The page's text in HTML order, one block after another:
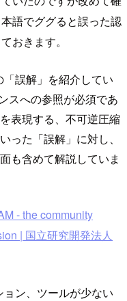
語でググると誤った認
おきます。
誤解」を紹介してい
スへの参照が必須であ
表現する、不可逆圧縮
った「誤解」に対し、
も含めて解説していま
- the community
| 国立研究開発法人
ン、ツールが少ない